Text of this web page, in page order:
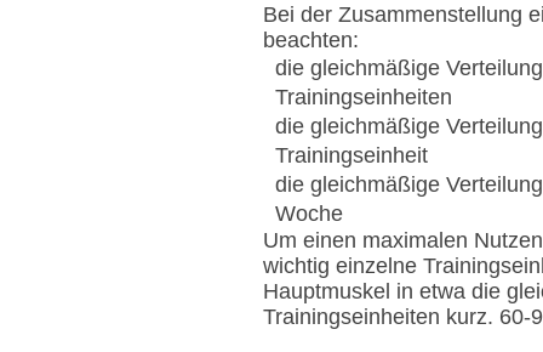
Bei der Zusammenstellung
beachten:
die gleichmäßige
Trainingseinheiten
die gleichmäßige
Trainingseinheit
die gleichmäßige
Woche
Um einen maximalen
wichtig einzelne
Hauptmuskel in etwa die
Trainingseinheiten kurz. 60-